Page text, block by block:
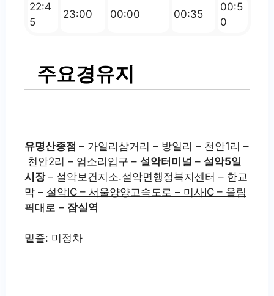
22:4
5
23:00 00:00 00:35
00:5
0
주요경유지
유명산종점 – 가일리삼거리 – 방일리 – 천안1리 –
천안2리 – 엄소리입구 – 설악터미널 – 설악5일
시장– 설악보건지소.설악면행정복지센터 – 한교
막 – 설악IC – 서울양양고속도로 – 미사IC – 올림
픽대로 – 잠실역
밑줄: 미정차